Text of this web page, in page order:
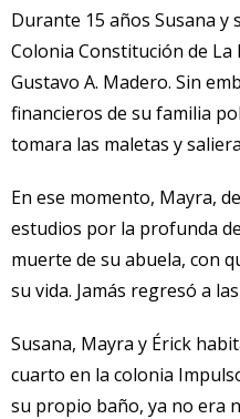
Durante 15 años Susana y
Colonia Constitución de La
Gustavo A. Madero. Sin
financieros de su familia
tomara las maletas y
En ese momento, Mayra,
estudios por la profunda
muerte de su abuela, con
su vida. Jamás regresó a
Susana, Mayra y Érick
cuarto en la colonia
su propio baño, ya no era